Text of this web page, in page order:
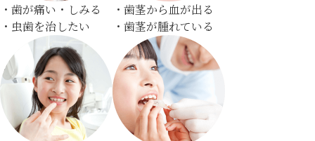
・歯が痛い・しみる
・虫歯を治したい
・歯茎から血が出る
・歯茎が腫れている